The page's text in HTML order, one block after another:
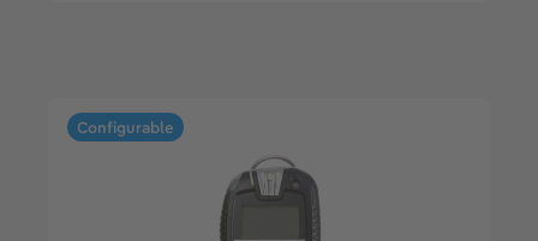
Configurable